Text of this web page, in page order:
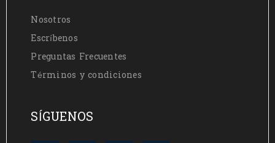
Nosotros
Escríbenos
Preguntas Frecuentes
Términos y condiciones
SÍGUENOS